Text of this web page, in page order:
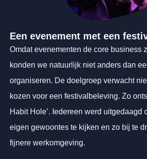
Een evenement met een
Omdat evenementen de core business
konden we natuurlijk niet anders dan
organiseren. De doelgroep verwacht
kozen voor een festivalbeleving. Zo
Habit Hole’. Iedereen werd uitgedaagd
eigen gewoontes te kijken en zo bij te
fijnere werkomgeving.